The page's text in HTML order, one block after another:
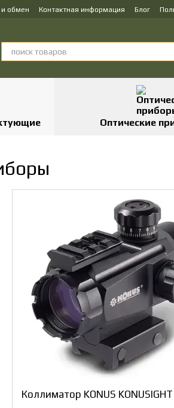
и обмен Контактная информация Блог
Оптические
Коллиматор KONUS